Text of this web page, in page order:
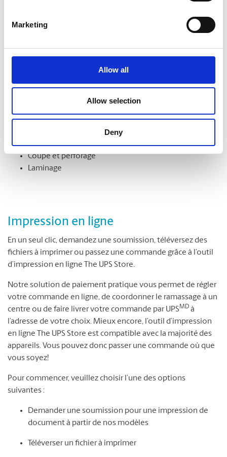
Marketing
Allow all
Allow selection
Deny
Finition de documents
Démarquez-vous par la qualité de vos documents et de vos
Reliure
Mise en bloc
Coupe et perforage
Laminage
Impression en ligne
En un seul clic, demandez une soumission, téléversez des
fichiers à imprimer ou passez une commande grâce à l’outil
d’impression en ligne The UPS Store.
Notre solution de paiement pratique vous permet de régler
votre commande en ligne, de coordonner le ramassage à un
centre ou de faire livrer votre commande par UPSMD à
l’adresse de votre choix. Mieux encore, l’outil d’impression
en ligne The UPS Store est compatible avec la majorité des
appareils. Vous pouvez donc passer une commande où que
vous soyez!
Pour commencer, veuillez choisir l’une des options
suivantes :
Demander une soumission pour une impression de
document à partir de nos modèles
Téléverser un fichier à imprimer